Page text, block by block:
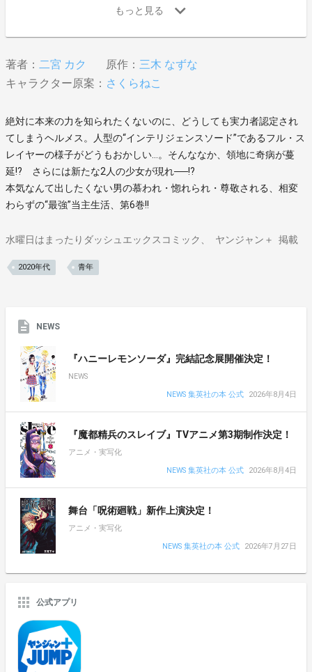
著者： 二宮 カク 原作： 三木 なずな
キャラクター原案： さくらねこ
絶対に本来の力を知られたくないのに、どうしても実力者認定され
てしまうヘルメス。人型の“インテリジェンスソード”であるフル・ス
レイヤーの様子がどうもおかしい…。そんななか、領地に奇病が蔓
延!? さらには新たな2人の少女が現れ──!?
本気なんて出したくない男の慕われ・惚れられ・尊敬される、相変
わらずの“最強”当主生活、第6巻!!
水曜日はまったりダッシュエックスコミック ヤンジャン＋ 掲載
2020年代 青年
NEWS
『ハニーレモンソーダ』完結記念展開催決定！
NEWS
NEWS 集英社の本 公式
2026年8月4日
『魔都精兵のスレイブ』TVアニメ第3期制作決定！
アニメ・実写化
NEWS 集英社の本 公式
2026年8月4日
舞台「呪術廻戦」新作上演決定！
アニメ・実写化
NEWS 集英社の本 公式
2026年7月27日
公式アプリ